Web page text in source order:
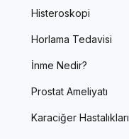
Histeroskopi
Horlama Tedavisi
İnme Nedir?
Prostat Ameliyatı
Karaciğer Hastalıkları